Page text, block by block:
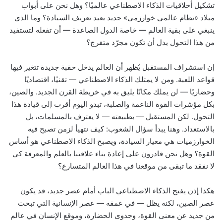
تشكيل أخلاقيات الذكاء الاصطناعي عالميًا؟ وهل نحن على أبواب
ميلاد «نظام عالمي خوارزمي» جديد يعيد تعريف السيادة؟ وما الذي
ينبغي على بقية العالم — خاصة الدول الصاعدة — أن تفعله لتستفيد
من هذا التحول بدل أن تكون مجرّد متفرج؟
إن استشراف المستقبل يُظهر أن العالم يدخل حقبة جديدة تتغير فيها
قواعد اللعبة. ومن لا يمتلك الذكاء الاصطناعي — تقنيًا، اقتصاديًا
وحضاريًا — لن يملك مكانًا يليق به في خريطة القرن الجديد. والصين،
بكل مؤشرات القوة الناعمة والصلبة، تبدو اليوم أقرب إلى قيادة هذا
التحول. لكن المستقبل — بطبيعته — لا يعترف بالمسلمات، بل
بالاستعداد. وهنا يبدأ سؤال الشعوب: كيف نتهيأ لزمن تصبح فيه
الخوارزميات هي معيار السيادة، ويصبح الذكاء الاصطناعي هو أساس
القوة؟ وهل نحن قادرون على إعادة بناء علاقتنا بالعلم والمعرفة كي
لا نفقد ما تبقى من موقعنا في هذا العالم المتسارع؟
هكذا إذن يفتح الذكاء الاصطناعي الباب أمام عصر جديد، قد يكون
عصر الصين، لكنه يظل — في عمقه — عصر الإنسانية التي تبحث
من جديد عن معنى القوة، وجدوى الحضارة، وموقع الإنسان في عالم